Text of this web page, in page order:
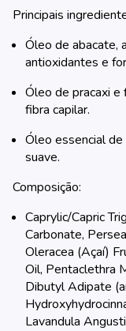
Principais
Óleo de abacate,
antioxidantes e
Óleo de pracaxi
fibra capilar.
Óleo essencial de
suave.
Composição:
Caprylic/Capric
Carbonate,
Oleracea (Açaí)
Oil, Pentaclethra
Dibutyl Adipate
Lavandula